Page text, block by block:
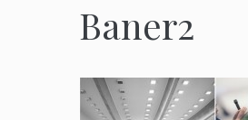
Baner2